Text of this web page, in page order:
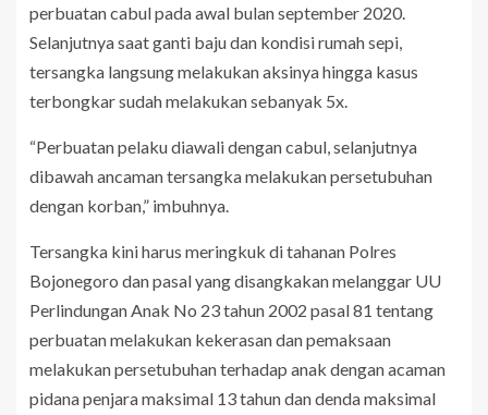
perbuatan cabul pada awal bulan september 2020.
Selanjutnya saat ganti baju dan kondisi rumah sepi,
tersangka langsung melakukan aksinya hingga kasus
terbongkar sudah melakukan sebanyak 5x.
“Perbuatan pelaku diawali dengan cabul, selanjutnya
dibawah ancaman tersangka melakukan persetubuhan
dengan korban,” imbuhnya.
Tersangka kini harus meringkuk di tahanan Polres
Bojonegoro dan pasal yang disangkakan melanggar UU
Perlindungan Anak No 23 tahun 2002 pasal 81 tentang
perbuatan melakukan kekerasan dan pemaksaan
melakukan persetubuhan terhadap anak dengan acaman
pidana penjara maksimal 13 tahun dan denda maksimal